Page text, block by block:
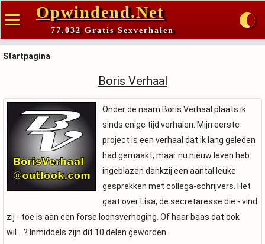
Opwindend.Net
77.032 Gratis Sexverhalen
Startpagina
Boris Verhaal
Onder de naam Boris Verhaal plaats ik
sinds enige tijd verhalen. Mijn eerste
project is een verhaal dat ik lang geleden
had gemaakt, maar nu nieuw leven heb
ingeblazen dankzij een aantal leuke
gesprekken met collega-schrijvers. Het
gaat over Lisa, de secretaresse die - vind
zij - toe is aan een forse loonsverhoging. Of haar baas dat ook
wil....? Inmiddels zijn dit 10 delen geworden.